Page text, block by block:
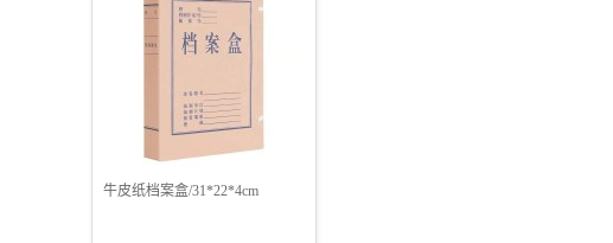
牛皮纸档案盒/31*22*4cm